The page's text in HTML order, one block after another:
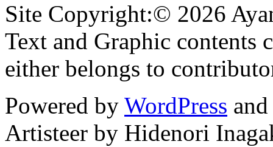
Site Copyright:© 2026
Text and Graphic contents
either belongs to
Powered by WordPress and
Artisteer by Hidenori